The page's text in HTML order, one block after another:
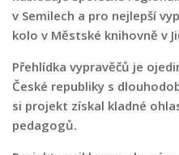
Historie
Pohádkovníky
Spolupráce
Podporují nás
v Semilech a pro nejlepší
kolo v Městské knihovně v
Přehlídka vypravěčů je
České republiky s
si projekt získal kladné
pedagogů.